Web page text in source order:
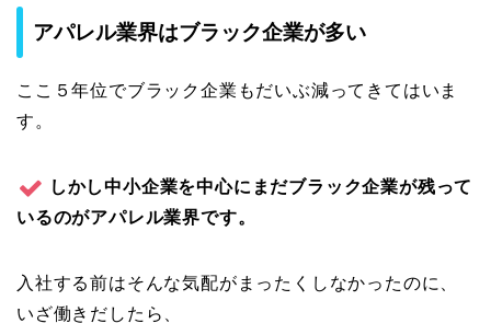
アパレル業界はブラック企業が多い
ここ５年位でブラック企業もだいぶ減ってきてはいま
す。
しかし中小企業を中心にまだブラック企業が残って
いるのがアパレル業界です。
入社する前はそんな気配がまったくしなかったのに、
いざ働きだしたら、